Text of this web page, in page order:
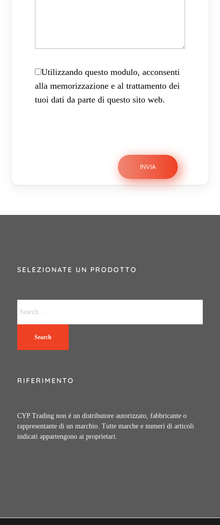
Utilizzando questo modulo, acconsenti
alla memorizzazione e al trattamento dei
tuoi dati da parte di questo sito web.
SELEZIONATE UN PRODOTTO
Search
RIFERIMENTO
CYP Trading non é un distributore autorizzato, fabbricante o
rappresentante di un marchio. Tutte marche e numeri di articoli
indicati appartengono ai proprietari.